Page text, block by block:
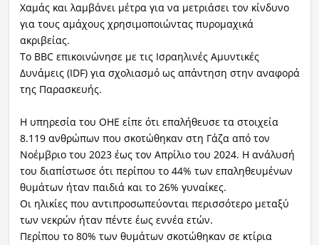
Χαμάς και λαμβάνει μέτρα για να μετριάσει τον κίνδυνο
για τους αμάχους χρησιμοποιώντας πυρομαχικά
ακριβείας.
Το BBC επικοινώνησε με τις Ισραηλινές Αμυντικές
Δυνάμεις (IDF) για σχολιασμό ως απάντηση στην αναφορά
της Παρασκευής.
Η υπηρεσία του ΟΗΕ είπε ότι επαλήθευσε τα στοιχεία
8.119 ανθρώπων που σκοτώθηκαν στη Γάζα από τον
Νοέμβριο του 2023 έως τον Απρίλιο του 2024. Η ανάλυσή
του διαπίστωσε ότι περίπου το 44% των επαληθευμένων
θυμάτων ήταν παιδιά και το 26% γυναίκες.
Οι ηλικίες που αντιπροσωπεύονται περισσότερο μεταξύ
των νεκρών ήταν πέντε έως εννέα ετών.
Περίπου το 80% των θυμάτων σκοτώθηκαν σε κτίρια